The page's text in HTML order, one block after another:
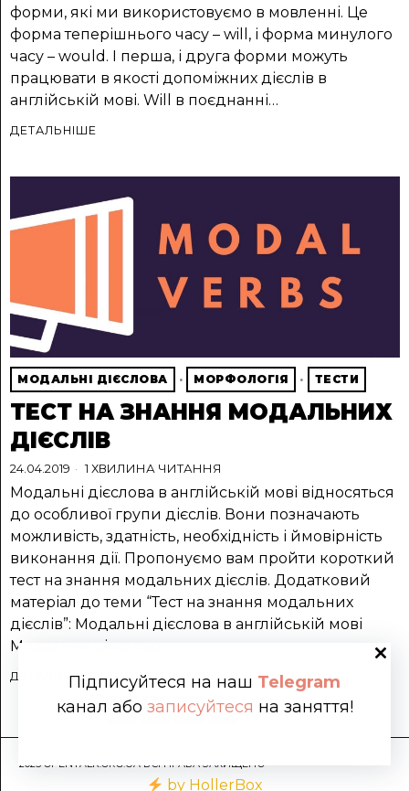
форми, які ми використовуємо в мовленні. Це
форма теперішнього часу – will, і форма минулого
часу – would. І перша, і друга форми можуть
працювати в якості допоміжних дієслів в
англійській мові. Will в поєднанні…
ДЕТАЛЬНІШЕ
МОДАЛЬНІ ДІЄСЛОВА · МОРФОЛОГІЯ · ТЕСТИ
ТЕСТ НА ЗНАННЯ МОДАЛЬНИХ
ДІЄСЛІВ
24.04.2019 1 ХВИЛИНА ЧИТАННЯ
Модальні дієслова в англійській мові відносяться
до особливої ​​групи дієслів. Вони позначають
можливість, здатність, необхідність і ймовірність
виконання дії. Пропонуємо вам пройти короткий
тест на знання модальних дієслів. Додатковий
матеріал до теми “Тест на знання модальних
дієслів”: Модальні дієслова в англійській мові
Модальне дієслово…
ДЕТАЛЬНІШЕ
1 2 3 4 Далі
2025 OPENTALK.ORG.UA ВСІ ПРАВА ЗАХИЩЕНО
Підписуйтеся на наш Telegram
канал або записуйтеся на заняття!
by HollerBox